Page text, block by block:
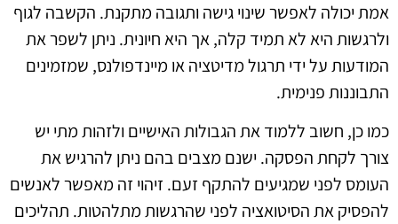
אמת יכולה לאפשר שינוי גישה ותגובה מתקנת. הקשבה לגוף
ולרגשות היא לא תמיד קלה, אך היא חיונית. ניתן לשפר את
המודעות על ידי תרגול מדיטציה או מיינדפולנס, שמזמינים
התבוננות פנימית.
כמו כן, חשוב ללמוד את הגבולות האישיים ולזהות מתי יש
צורך לקחת הפסקה. ישנם מצבים בהם ניתן להרגיש את
העומס לפני שמגיעים להתקף זעם. זיהוי זה מאפשר לאנשים
להפסיק את הסיטואציה לפני שהרגשות מתלהטות. תהליכים